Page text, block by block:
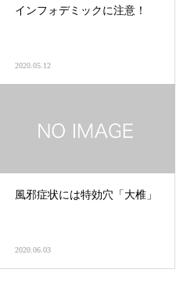
インフォデミックに注意！
2020.05.12
風邪症状には特効穴「大椎」
2020.06.03